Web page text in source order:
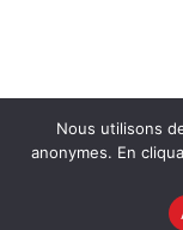
X
NPA –
Nous utilisons
anonymes. En